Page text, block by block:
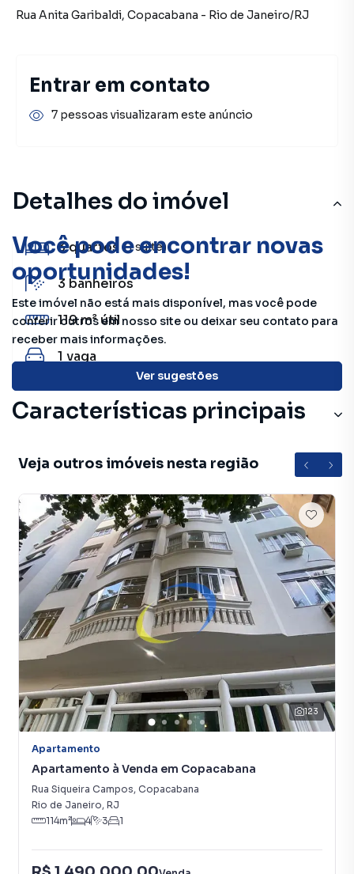
Você pode encontrar novas
oportunidades!
Este imóvel não está mais disponível, mas você pode
conferir outros em nosso site ou deixar seu contato para
receber mais informações.
Ver sugestões
Detalhes do imóvel
3quartos (1 suíte)
3 banheiros
119 m² útil
1 vaga
Características principais
Veja outros imóveis nesta região
123
Apartamento
Apartamento à Venda em Copacabana
Rua Siqueira Campos, Copacabana
Rio de Janeiro, RJ
114m² 4 3 1
Rua Anita Garibaldi, Copacabana - Rio de Janeiro/RJ
Entrar em contato
7 pessoas visualizaram este anúncio